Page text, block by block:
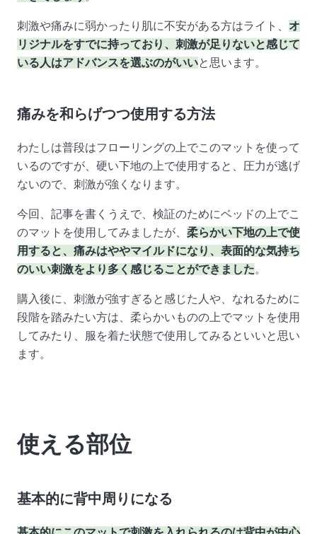
刺激や痛みに弱かったり肌に不安がある方はライト、 オ
リジナルをすでに持っており、刺激が足りないと感じて
いる人はアドバンスを選ぶのがいいと思います。
痛みを和らげつつ使用する方法
わたしは普段はフローリングの上でこのマットを使って
いるのですが、硬い下地の上で使用すると、圧力が逃げ
ないので、刺激が強くなります。
今回、記事を書くうえで、検証のためにベッドの上でこ
のマットを使用してみましたが、 柔らかい下地の上で使
用すると、痛みはややマイルドになり、表面的な気持ち
のいい刺激をより多く感じることができました。
購入後に、刺激が強すぎると感じた人や、なれるために
段階を踏みたい方は、柔らかいものの上でマットを使用
してみたり、服を着た状態で使用してみるといいと思い
ます。
使える部位
基本的に背中周りになる